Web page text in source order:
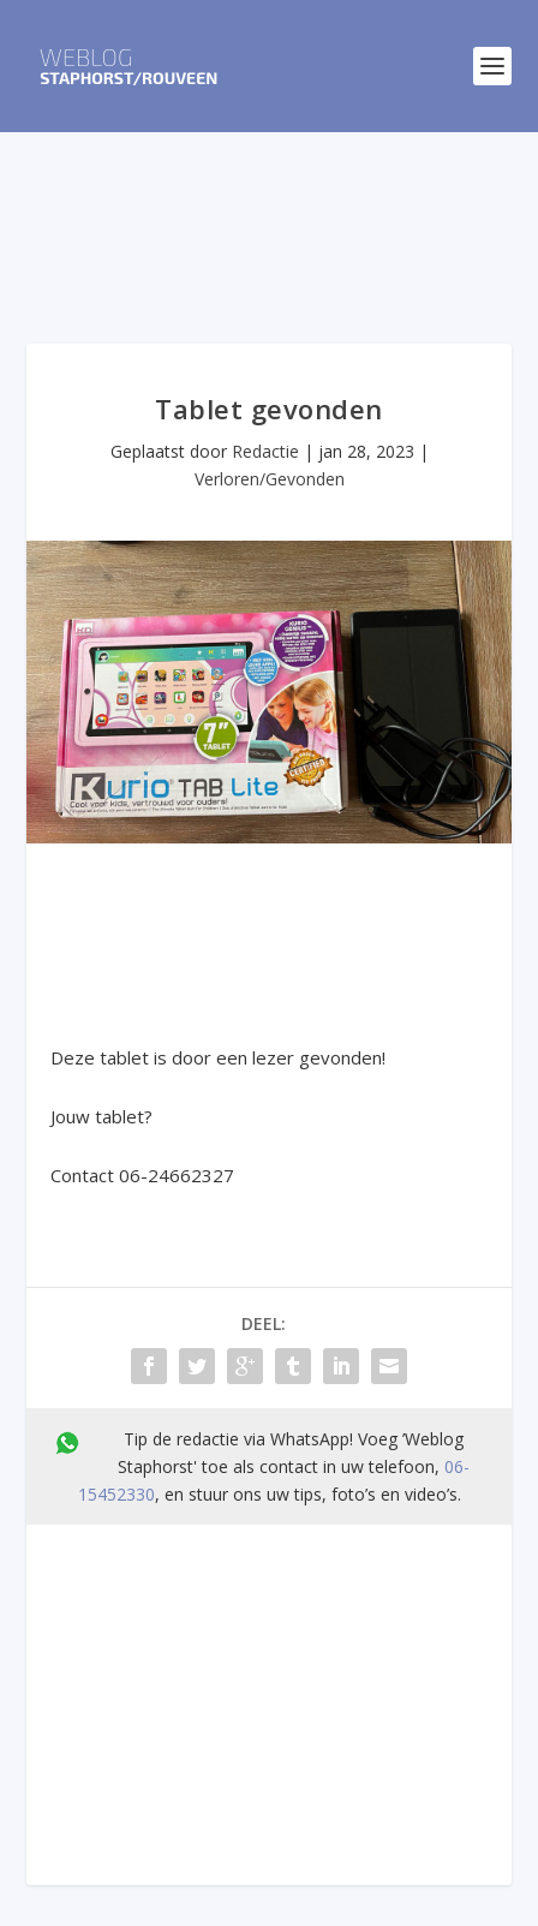
Tablet gevonden
Geplaatst door Redactie | jan 28, 2023 |
Verloren/Gevonden
Deze tablet is door een lezer gevonden!
Jouw tablet?
Contact 06-24662327
DEEL:
Tip de redactie via WhatsApp! Voeg ’Weblog
Staphorst' toe als contact in uw telefoon, 06-
15452330, en stuur ons uw tips, foto’s en video’s.